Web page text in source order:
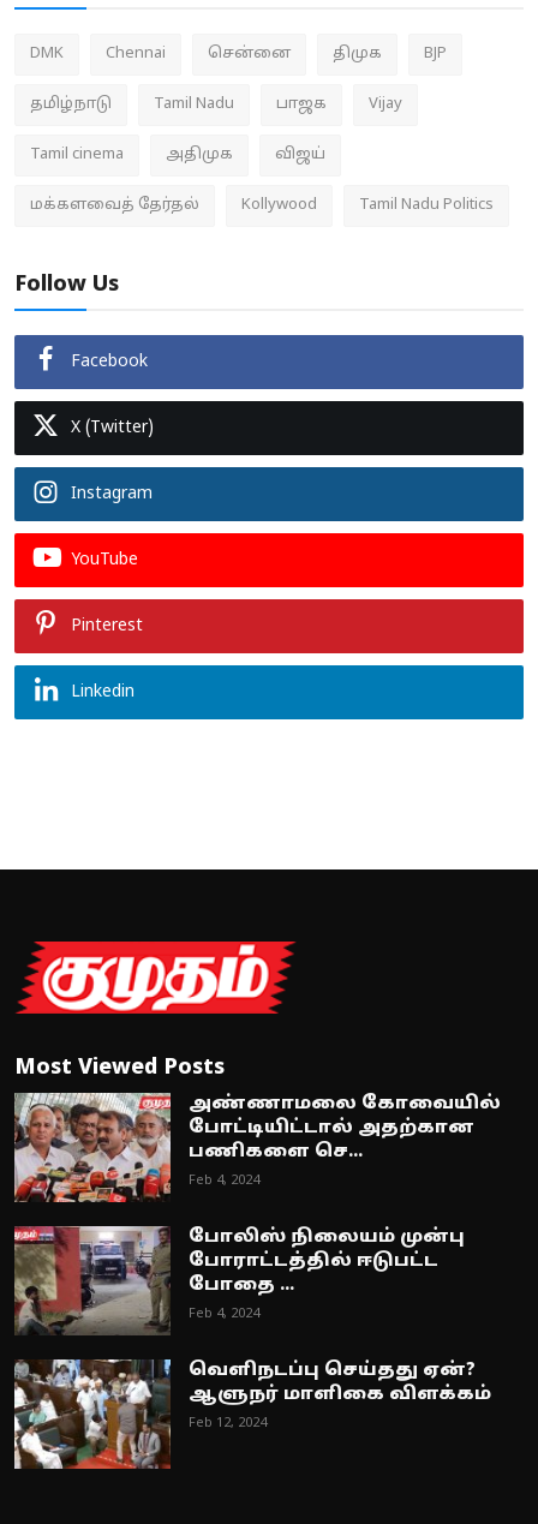
DMK Chennai சென்னை திமுக BJP
தமிழ்நாடு Tamil Nadu பாஜக Vijay
Tamil cinema அதிமுக விஜய்
மக்களவைத் தேர்தல் Kollywood Tamil Nadu Politics
Follow Us
Facebook
X (Twitter)
Instagram
YouTube
Pinterest
Linkedin
Most Viewed Posts
அண்ணாமலை கோவையில்
போட்டியிட்டால் அதற்கான
பணிகளை செ...
Feb 4, 2024
போலிஸ் நிலையம் முன்பு
போராட்டத்தில் ஈடுபட்ட
போதை ...
Feb 4, 2024
வெளிநடப்பு செய்தது ஏன்?
ஆளுநர் மாளிகை விளக்கம்
Feb 12, 2024